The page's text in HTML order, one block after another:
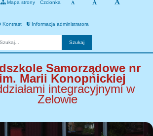
Mapa strony Czcionka
Kontrast Informacja administratora
Samorządowe nr
Marii Konopnickiej
integracyjnymi w
Zelowie